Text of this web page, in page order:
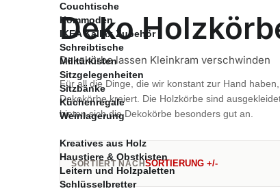
Couchtische
Kommoden
IKEA Kallax Zubehör
Schreibtische
Militärkisten
Sitzgelegenheiten
Sitzbänke
Küchenregale
Weinlagerung
Kreatives aus Holz
Haustiere & Obstkisten
Leitern und Holzpaletten
Schlüsselbretter
FAQs
Impressum
AGB
Datenschutz
Widerrufsrecht
Vertrag widerrufen
Deko
Dekokörbe lassen Kleinkram verschwinden
Für all die Dinge, die wir konstant zur Hand
Dekokörbe kreiert. Die Holzkörbe sind
bieten sich die Dekokörbe besonders gut an.
SORTIERT NACHSORTIERUNG +/-